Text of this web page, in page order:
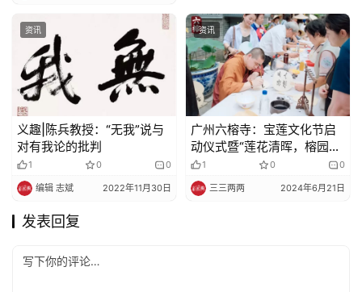
资讯
义趣|陈兵教授：“无我”说与
对有我论的批判
1 0 0
编辑 志斌 2022年11月30日
资讯
广州六榕寺：宝莲文化节启
动仪式暨“莲花清晖，榕园忘
归”寺院汉俳展览、游园祈福
活动圆满
1 0 0
三三两两 2024年6月21日
发表回复